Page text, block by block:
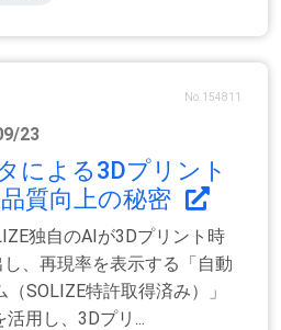
No.154811
23
による3Dプリント
質向上の秘密
独自のAIが3Dプリント時
、再現率を表示する「自動
SOLIZE特許取得済み）」
用し、3Dプリ...